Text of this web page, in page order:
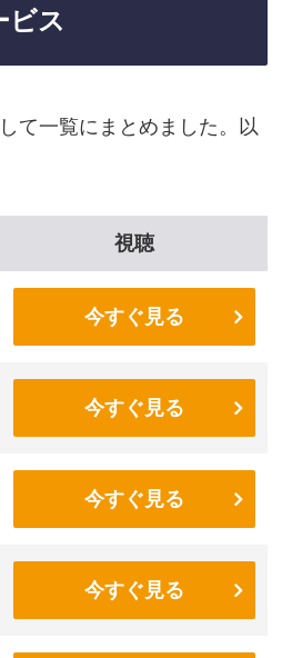
ビス
て一覧にまとめました。以
視聴
今すぐ見る
今すぐ見る
今すぐ見る
今すぐ見る